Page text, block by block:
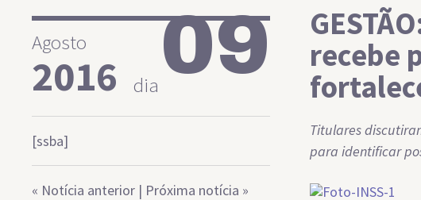
Agosto
2016 dia09
[ssba]
« Notícia anterior | Próxima notícia »
recebe
Titulares
para identificar